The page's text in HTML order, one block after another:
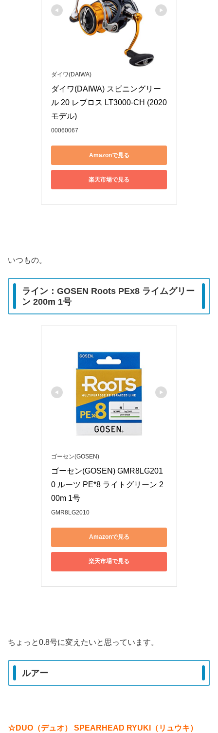
ダイワ(DAIWA)
ダイワ(DAIWA) スピニングリー
ル 20 レブロス LT3000-CH (2020
モデル)
00060067
Amazonで見る
楽天市場で見る
いつもの。
ライン：GOSEN Roots PEx8 ライムグリー
ン 200m 1号
ゴーセン(GOSEN)
ゴーセン(GOSEN) GMR8LG201
0 ルーツ PE*8 ライトグリーン 2
00m 1号
GMR8LG2010
Amazonで見る
楽天市場で見る
ちょっと0.8号に変えたいと思っています。
ルアー
☆DUO（デュオ） SPEARHEAD RYUKI（リュウキ）